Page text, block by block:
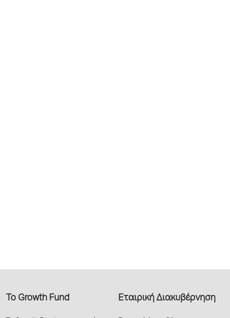
Το Growth Fund Εταιρική Διακυβέρνηση